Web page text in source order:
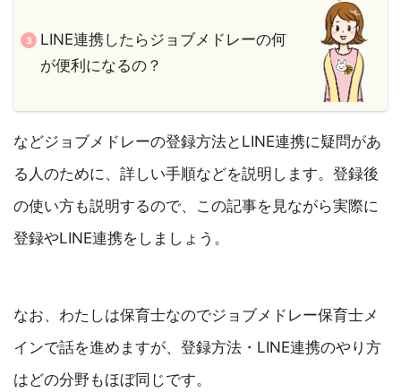
LINE連携したらジョブメドレーの何
が便利になるの？
などジョブメドレーの登録方法とLINE連携に疑問があ
る人のために、詳しい手順などを説明します。登録後
の使い方も説明するので、この記事を見ながら実際に
登録やLINE連携をしましょう。
なお、わたしは保育士なのでジョブメドレー保育士メ
インで話を進めますが、登録方法・LINE連携のやり方
はどの分野もほぼ同じです。